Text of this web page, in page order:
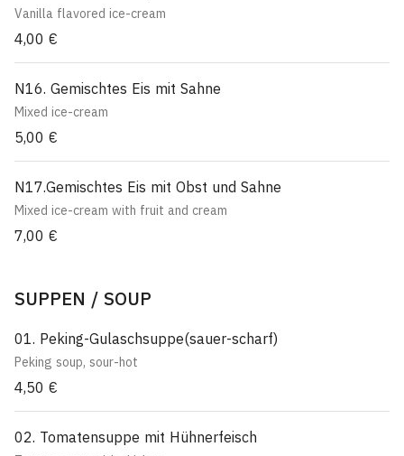
Vanilla flavored ice-cream
4,00 €
N16. Gemischtes Eis mit Sahne
Mixed ice-cream
5,00 €
N17.Gemischtes Eis mit Obst und Sahne
Mixed ice-cream with fruit and cream
7,00 €
SUPPEN / SOUP
01. Peking-Gulaschsuppe(sauer-scharf)
Peking soup, sour-hot
4,50 €
02. Tomatensuppe mit Hühnerfeisch